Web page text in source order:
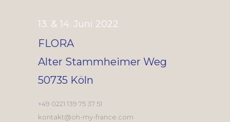
13. & 14. Juni 2022
FLORA
Alter Stammheimer Weg
50735 Köln
+49 0221 139 75 37 51
kontakt@oh-my-france.com